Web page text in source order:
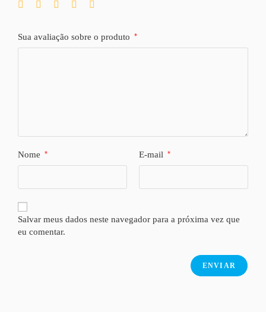
Sua avaliação sobre o produto *
Nome * E-mail *
Salvar meus dados neste navegador para a próxima vez que
eu comentar.